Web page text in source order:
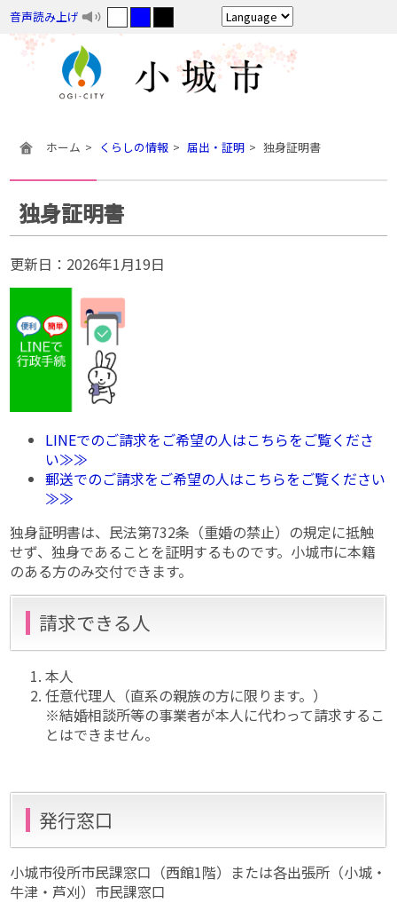
音声読み上げ
ホーム くらしの情報 届出・証明 独身証明書
独身証明書
更新日： 2026年1月19日
LINEでのご請求をご希望の人はこちらをご覧くださ
い≫≫
郵送でのご請求をご希望の人はこちらをご覧ください
≫≫
独身証明書は、民法第732条（重婚の禁止）の規定に抵触
せず、独身であることを証明するものです。小城市に本籍
のある方のみ交付できます。
請求できる人
本人
任意代理人（直系の親族の方に限ります。）
※結婚相談所等の事業者が本人に代わって請求するこ
とはできません。
発行窓口
小城市役所市民課窓口（西館1階）または各出張所（小城・
牛津・芦刈）市民課窓口